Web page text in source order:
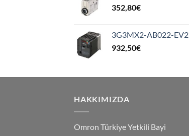
352,80€
3G3MX2-AB022-EV2
932,50€
HAKKIMIZDA
Omron Türkiye Yetkili Bayi